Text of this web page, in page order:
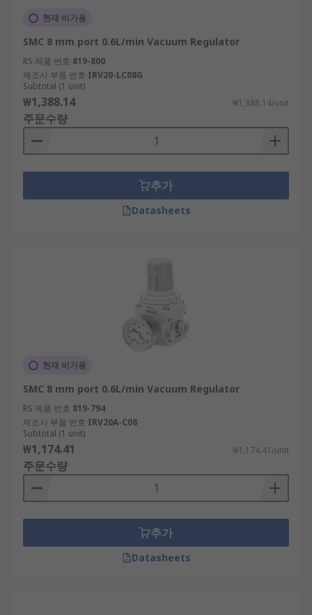
depending on the pressure range needed for the
hydraulic system to work correctly.
Types of vacuum regulators
Single-sided connection and electro
(electronic) vacuum regulators are the most
commonly used.
Single-sided connection regulators get
placed between the vacuum pump and
suction cup to control vacuum line pressure.
Electro (electronic) vacuum regulators offer
pressure that is proportional to the input
현재 비가용
SMC 8 mm port 0.6L/min Vacuum Regulator
RS 제품 번호 819-800
제조사 부품 번호 IRV20-LC08G
Subtotal (1 unit)
₩1,388.14 ₩1,388.14/unit
주문수량
추가
Datasheets
현재 비가용
SMC 8 mm port 0.6L/min Vacuum Regulator
RS 제품 번호 819-794
제조사 부품 번호 IRV20A-C08
Subtotal (1 unit)
₩1,174.41 ₩1,174.41/unit
주문수량
추가
Datasheets